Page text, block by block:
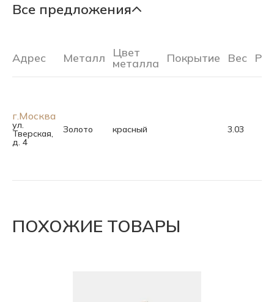
Все предложения
Адрес Металл Цвет
металла Покрытие Вес
г.Москва
ул.
Тверская,
д. 4
Золото красный 3.03
ПОХОЖИЕ ТОВАРЫ